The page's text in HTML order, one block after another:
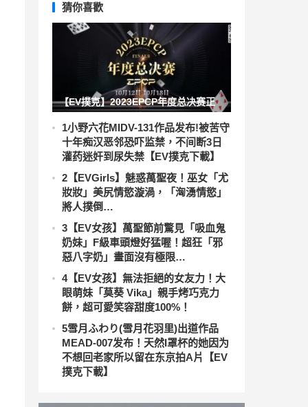
猜你喜歡
【EV撲克】2023EPCP年度总决赛正
式定档，10月12日-18日在无锡草津酒
店开启！
1小野六花MIDV-131作品发布!被苦守
十年痴汉恶邻恐吓监禁，不间断3日
灌药迷奸到尿失禁【EV撲克下載】
2 【EVGirls】魅惑萬聖夜！巫女「尤
妝妝」美尻情慾漩渦，「洶湧情慾」
將人撲倒…
3 【EV女孩】萬聖節前驚見「吸血鬼
奶妹」F級車頭燈好猛喔！超狂「邪
惡八字奶」畫面沒有極限…
4【EV女孩】無法拒絕的女友力！大
眼萌妹「莫葵 Vika」親手烤巧克力
餅，超可愛笑容甜度100%！
5雪月ふわり(雪月花羽里)出道作品
MEAD-007发布！天然I罩杯的她因为
不想回老家所以留在东京拍A片【EV
撲克下載】